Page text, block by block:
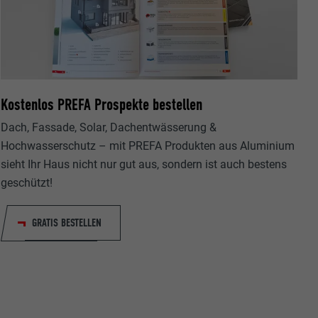
Kostenlos PREFA Prospekte bestellen
Dach, Fassade, Solar, Dachentwässerung &
Hochwasserschutz – mit PREFA Produkten aus Aluminium
sieht Ihr Haus nicht nur gut aus, sondern ist auch bestens
geschützt!
GRATIS BESTELLEN
Daten